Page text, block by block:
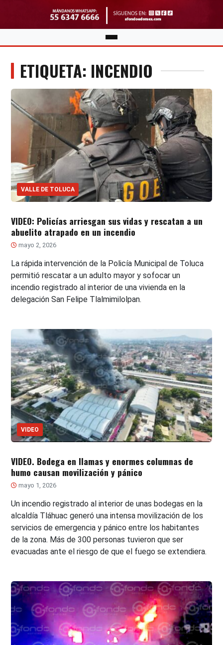
ETIQUETA: INCENDIO
VALLE DE TOLUCA
VIDEO: Policías arriesgan sus vidas y rescatan a un
abuelito atrapado en un incendio
mayo 2, 2026
La rápida intervención de la Policía Municipal de Toluca
permitió rescatar a un adulto mayor y sofocar un
incendio registrado al interior de una vivienda en la
delegación San Felipe Tlalmimilolpan.
VIDEO
VIDEO. Bodega en llamas y enormes columnas de
humo causan movilización y pánico
mayo 1, 2026
Un incendio registrado al interior de unas bodegas en la
alcaldía Tláhuac generó una intensa movilización de los
servicios de emergencia y pánico entre los habitantes
de la zona. Más de 300 personas tuvieron que ser
evacuadas ante el riesgo de que el fuego se extendiera.